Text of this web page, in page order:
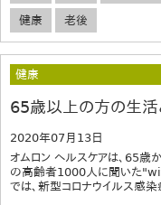
健康 老後
健康
65歳以上の方の生
2020年07月13日
オムロン ヘルスケアは、65
の高齢者1000人に聞いた
では、新型コロナウイルス感